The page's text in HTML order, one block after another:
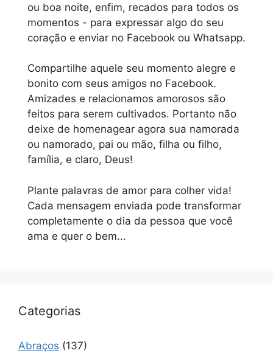
ou boa noite, enfim, recados para todos os
momentos - para expressar algo do seu
coração e enviar no Facebook ou Whatsapp.
Compartilhe aquele seu momento alegre e
bonito com seus amigos no Facebook.
Amizades e relacionamos amorosos são
feitos para serem cultivados. Portanto não
deixe de homenagear agora sua namorada
ou namorado, pai ou mão, filha ou filho,
família, e claro, Deus!
Plante palavras de amor para colher vida!
Cada mensagem enviada pode transformar
completamente o dia da pessoa que você
ama e quer o bem...
Categorias
Abraços (137)